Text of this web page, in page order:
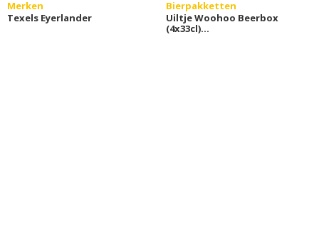
Merken
Texels Eyerlander
Bierpakketten
Uiltje Woohoo Beerbox
(4x33cl)